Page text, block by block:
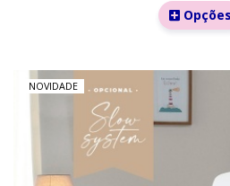
Opções
NOVIDADE